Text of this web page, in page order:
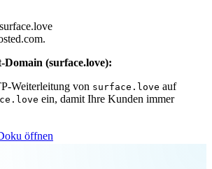
(surface.love):
Weiterleitung von surface.love auf
ein, damit Ihre Kunden immer
öffnen